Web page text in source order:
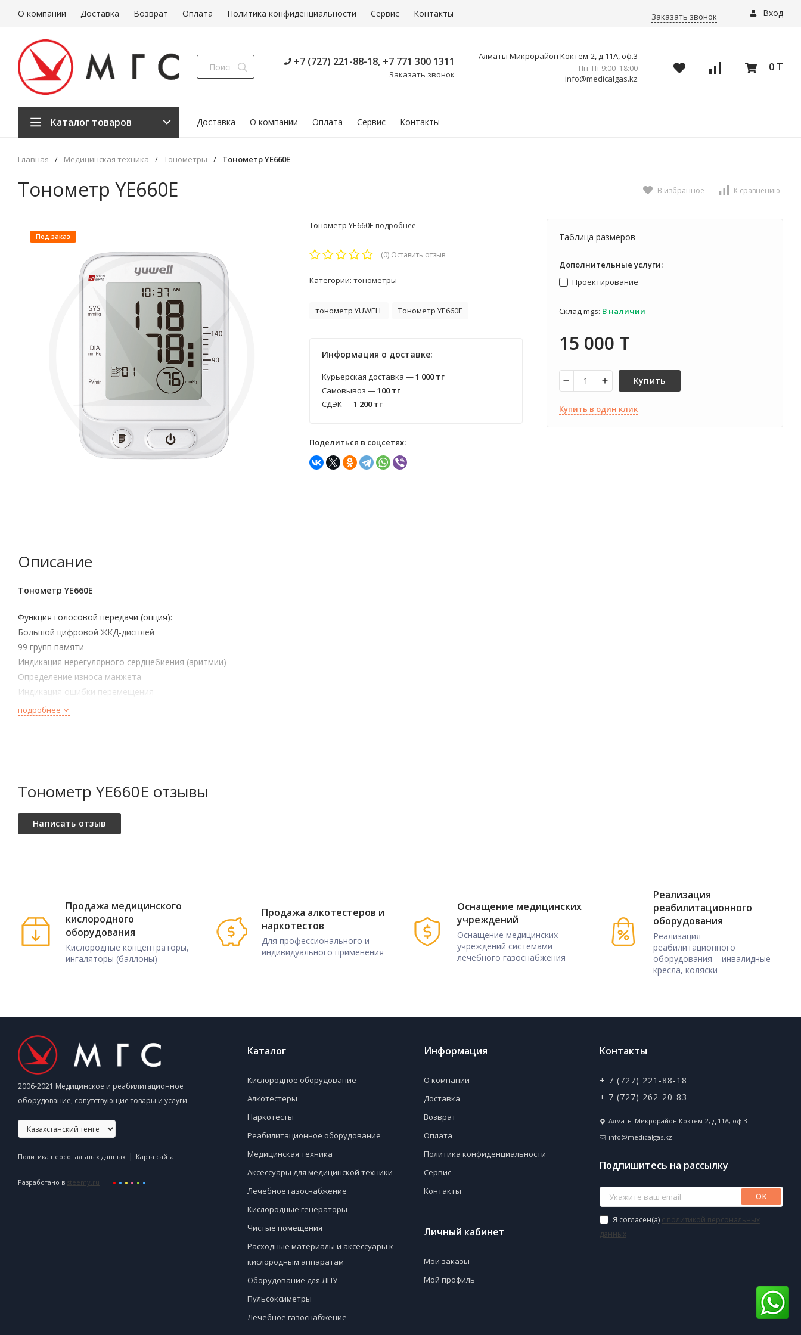
О компании Доставка Возврат Оплата Политика конфиденциальности Сервис Контакты Заказать звонок Вход
+7 (727) 221-88-18, +7 771 300 1311
Заказать звонок
Алматы Микрорайон Коктем-2, д.11А, оф.3
Пн–Пт 9:00–18:00
info@medicalgas.kz
0 T
Каталог товаров Доставка О компании Оплата Сервис Контакты
Главная / Медицинская техника / Тонометры / Тонометр YE660E
Тонометр YE660E В избранное К сравнению
Под заказ
Тонометр YE660E подробнее
(0) Оставить отзыв
Категории:тонометры
тонометр YUWELL Тонометр YE660E
Информация о доставке:
Курьерская доставка —1 000тг
Самовывоз —100тг
СДЭК —1 200тг
Поделиться в соцсетях:
Таблица размеров
Дополнительные услуги:
Проектирование
Склад mgs: В наличии
15 000 T
Купить
Купить в один клик
Описание
Тонометр YE660E
Функция голосовой передачи (опция):
Большой цифровой ЖКД-дисплей
99 групп памяти
Индикация нерегулярного сердцебиения (аритмии)
Определение износа манжета
Индикация ошибки перемещения
подробнее
Тонометр YE660E отзывы
Продажа медицинского
кислородного
оборудования
Кислородные концентраторы,
ингаляторы (баллоны)
Продажа алкотестеров и
наркотестов
Для профессионального и
индивидуального применения
Оснащение медицинских
учреждений
Оснащение медицинских
учреждений системами
лечебного газоснабжения
Реализация
реабилитационного
оборудования
Реализация
реабилитационного
оборудования – инвалидные
кресла, коляски
2006-2021 Медицинское и реабилитационное
оборудование, сопутствующие товары и услуги
Политика персональных данных | Карта сайта
Разработано в steemy.ru
Каталог
Кислородное оборудование
Алкотестеры
Наркотесты
Реабилитационное оборудование
Медицинская техника
Аксессуары для медицинской техники
Лечебное газоснабжение
Кислородные генераторы
Чистые помещения
Расходные материалы и аксессуары к
кислородным аппаратам
Оборудование для ЛПУ
Пульсоксиметры
Лечебное газоснабжение
Информация
О компании
Доставка
Возврат
Оплата
Политика конфиденциальности
Сервис
Контакты
Личный кабинет
Мои заказы
Мой профиль
Контакты
+ 7 (727) 221-88-18
+ 7 (727) 262-20-83
Алматы Микрорайон Коктем-2, д.11А, оф.3
info@medicalgas.kz
Подпишитесь на рассылку
ОК
Я согласен(a) с политикой персональных
данных